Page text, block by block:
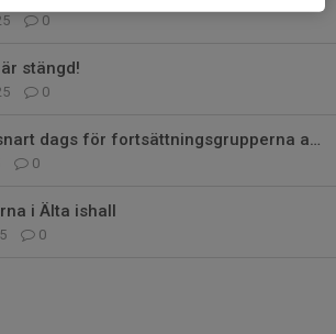
0
stängd!
0
Nu är det snart dags för fortsättningsgrupperna att anmäla sig.
0
i Älta ishall
0